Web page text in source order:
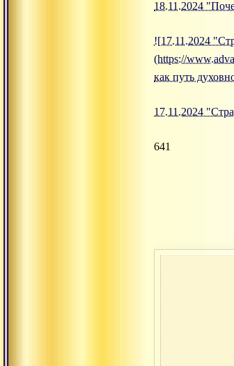
18.11.2024
![17.11.2024
(https://
как путь
17.11.2024
641